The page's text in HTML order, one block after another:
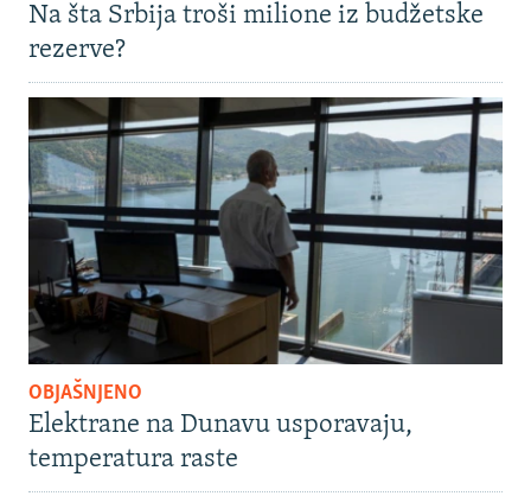
Na šta Srbija troši milione iz budžetske
rezerve?
OBJAŠNJENO
Elektrane na Dunavu usporavaju,
temperatura raste